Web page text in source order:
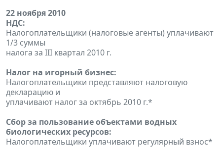
22 ноября 2010
НДС:
Налогоплательщики (налоговые агенты) уплачивают
1/3 суммы
налога за III квартал 2010 г.
Налог на игорный бизнес:
Налогоплательщики представляют налоговую
декларацию и
уплачивают налог за октябрь 2010 г.*
Сбор за пользование объектами водных
биологических ресурсов:
Налогоплательщики уплачивают регулярный взнос*